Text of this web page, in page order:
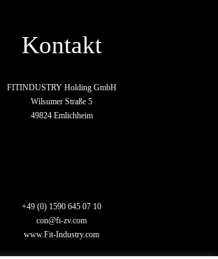
Kontakt
FITINDUSTRY Holding GmbH
Wilsumer Straße 5
49824 Emlichheim
+49 (0) 1590 645 07 10
con@fi-zv.com
www.Fit-Industry.com